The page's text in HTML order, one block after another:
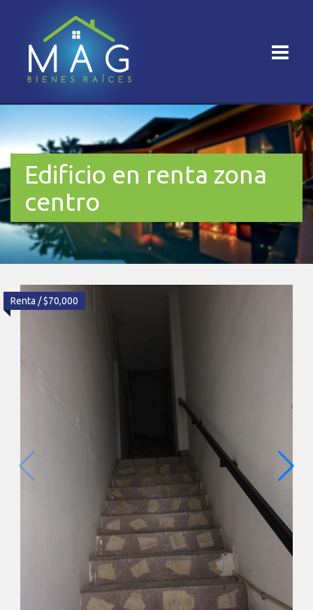
Edificio en renta zona
centro
Renta / $70,000